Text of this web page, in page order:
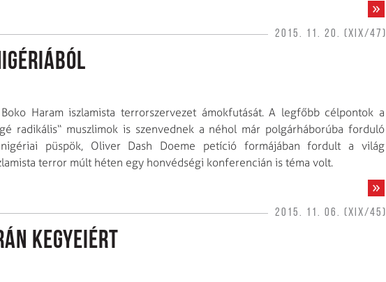
2015. 11. 20. (XIX/47)
Haram iszlamista terrorszervezet ámokfutását. A legfőbb célpontok a
radikális“ muszlimok is szenvednek a néhol már polgárháborúba forduló
püspök, Oliver Dash Doeme petíció formájában fordult a világ
terror múlt héten egy honvédségi konferencián is téma volt.
2015. 11. 06. (XIX/45)
kegyeiért